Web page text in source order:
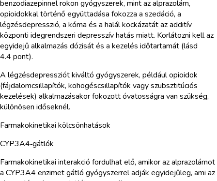
benzodiazepinnel rokon gyógyszerek, mint az alprazolám,
opioidokkal történő együttadása fokozza a szedáció, a
légzésdepresszió, a kóma és a halál kockázatát az additív
központi idegrendszeri depresszív hatás miatt. Korlátozni kell az
egyidejű alkalmazás dózisát és a kezelés időtartamát (lásd
4.4 pont).
A légzésdepressziót kiváltó gyógyszerek, például opioidok
(fájdalomcsillapítók, köhögéscsillapítók vagy szubsztitúciós
kezelések) alkalmazásakor fokozott óvatosságra van szükség,
különösen időseknél.
Farmakokinetikai kölcsönhatások
CYP3A4‑gátlók
Farmakokinetikai interakció fordulhat elő, amikor az alprazolámot
a CYP3A4 enzimet gátló gyógyszerrel adják egyidejűleg, ami az